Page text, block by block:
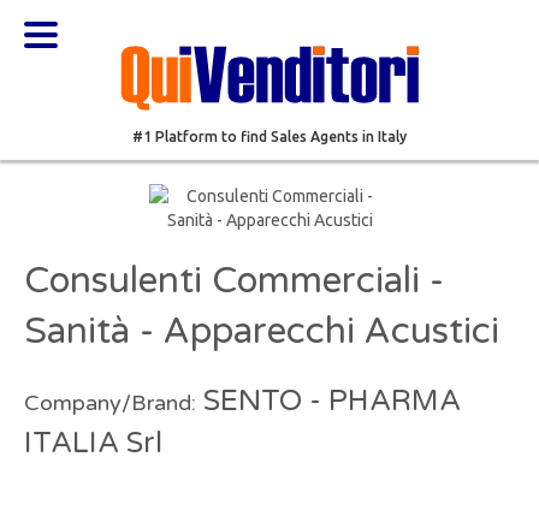
#1 Platform to find Sales Agents in Italy
Consulenti Commerciali -
Sanità - Apparecchi Acustici
Company/Brand: SENTO - PHARMA
ITALIA Srl